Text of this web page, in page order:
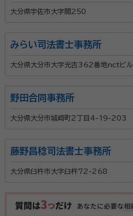
大分県宇佐市大字閤250
みらい司法書士事務所
大分県大分市大字光吉362番地nctビル
野田合同事務所
大分県大分市城崎町2丁目4-19-203
藤野昌稔司法書士事務所
大分県臼杵市大字臼杵72-268